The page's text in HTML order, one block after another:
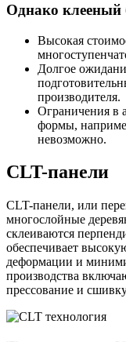
Однако клееный
Высокая
Долгое
производителя.
Ограничения в
формы,
невозможно.
CLT-панели
CLT-панели, или
многослойные
склеиваются
обеспечивает
деформации и
производства
прессование и